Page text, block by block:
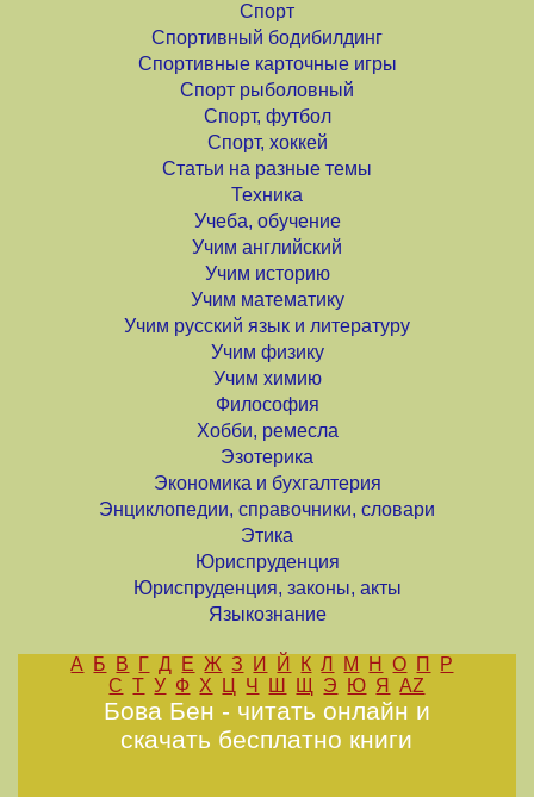
Спорт
Спортивный бодибилдинг
Спортивные карточные игры
Спорт рыболовный
Спорт, футбол
Спорт, хоккей
Статьи на разные темы
Техника
Учеба, обучение
Учим английский
Учим историю
Учим математику
Учим русский язык и литературу
Учим физику
Учим химию
Философия
Хобби, ремесла
Эзотерика
Экономика и бухгалтерия
Энциклопедии, справочники, словари
Этика
Юриспруденция
Юриспруденция, законы, акты
Языкознание
А Б В Г Д Е Ж З И Й К Л М Н О П
Р
С Т У Ф Х Ц Ч Ш Щ Э Ю Я AZ
Бова Бен - читать онлайн и
скачать бесплатно книги